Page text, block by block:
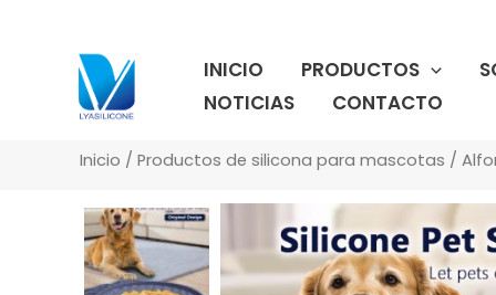
contenido
INICIO PRODUCTOS
NOTICIAS
CONTACTO
Inicio / Productos de silicona para mascotas /